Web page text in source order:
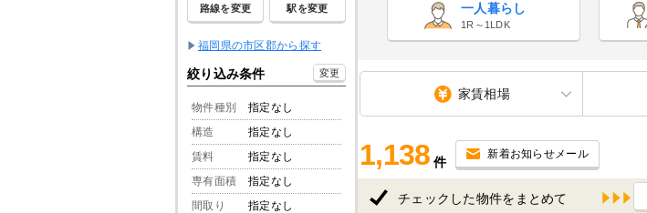
路線を変更 駅を変更
福岡県の市区郡から探す
絞り込み条件 変更
物件種別
指定なし
構造
指定なし
賃料
指定なし
専有面積
指定なし
間取り
指定なし
一人暮らし
1R～1LDK
家賃相場
1,138 件
新着お知らせメール
チェックした物件を